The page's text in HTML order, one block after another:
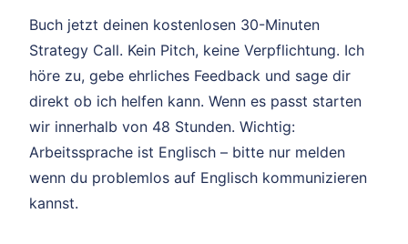
Buch jetzt deinen kostenlosen 30-Minuten
Strategy Call. Kein Pitch, keine Verpflichtung. Ich
höre zu, gebe ehrliches Feedback und sage dir
direkt ob ich helfen kann. Wenn es passt starten
wir innerhalb von 48 Stunden. Wichtig:
Arbeitssprache ist Englisch – bitte nur melden
wenn du problemlos auf Englisch kommunizieren
kannst.